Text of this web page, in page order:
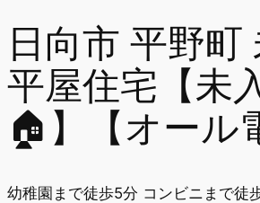
日向市 平野町
平屋住宅【未
🏠】【オール
幼稚園まで徒歩5分 コンビニまで徒